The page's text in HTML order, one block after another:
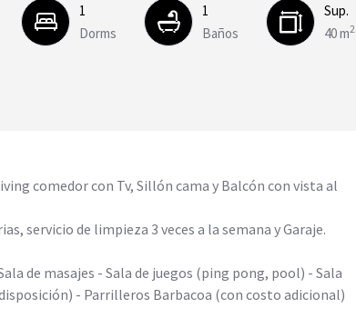
1
Dorms
1
Baños
Sup.
40 m2
comedor con Tv, Sillón cama y Balcón con vista al
servicio de limpieza 3 veces a la semana y Garaje.
de masajes - Sala de juegos (ping pong, pool) - Sala
- Parrilleros Barbacoa (con costo adicional)